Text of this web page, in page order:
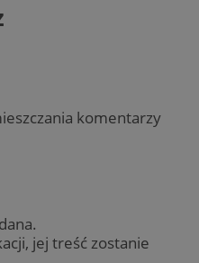
komentarzy
jej treść zostanie